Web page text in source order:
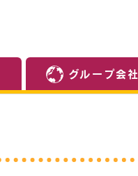
グループ会社